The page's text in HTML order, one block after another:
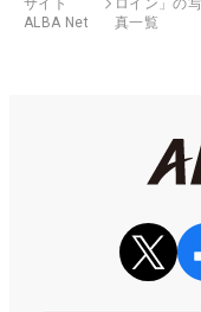
ALBA Net
真一覧